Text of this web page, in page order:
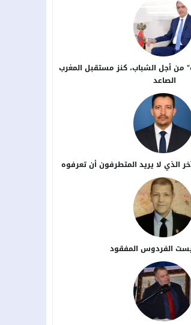
من أجل ​الشباب، كنز مستقبل المغرب
الصاعد
الذي لا يريد المتطرفون أن تعرفوه
الفردوس المفقود